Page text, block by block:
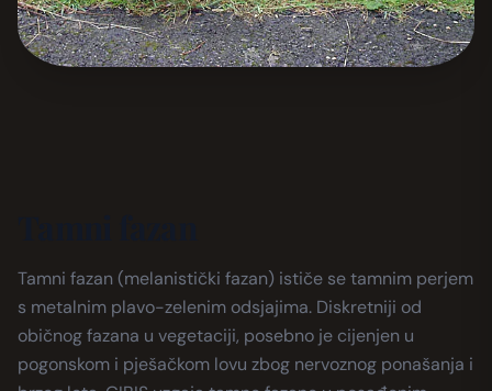
Tamni fazan (melanistički fazan) ističe se tamnim perjem
s metalnim plavo-zelenim odsjajima. Diskretniji od
običnog fazana u vegetaciji, posebno je cijenjen u
pogonskom i pješačkom lovu zbog nervoznog ponašanja i